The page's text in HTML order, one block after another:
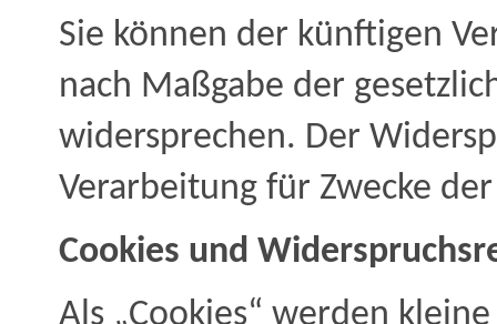
Sie können der künftigen
nach Maßgabe der
widersprechen. Der
Verarbeitung für Zwecke
Cookies und
Als „Cookies“ werden